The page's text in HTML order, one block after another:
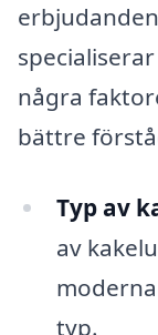
några
bättre
Typ av
av
typ.